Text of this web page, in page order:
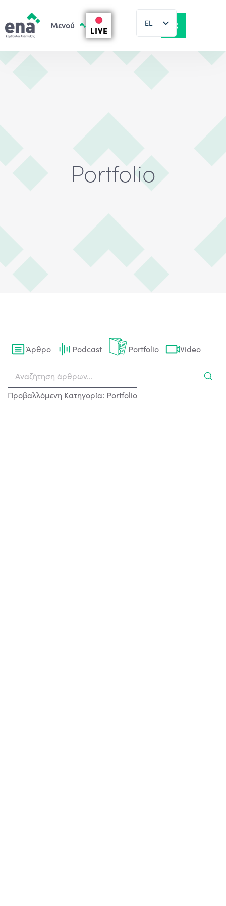
LIVE
EL
EN
Portfolio
Άρθρο Podcast Portfolio Video
Προβαλλόμενη Κατηγορία: Portfolio